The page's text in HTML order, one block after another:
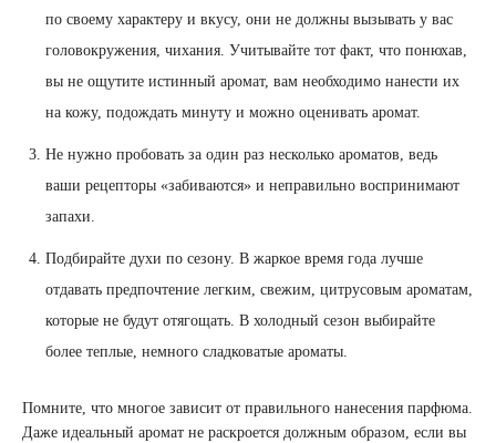
по своему характеру и вкусу, они не должны вызывать у вас
головокружения, чихания. Учитывайте тот факт, что понюхав,
вы не ощутите истинный аромат, вам необходимо нанести их
на кожу, подождать минуту и можно оценивать аромат.
Не нужно пробовать за один раз несколько ароматов, ведь
ваши рецепторы «забиваются» и неправильно воспринимают
запахи.
Подбирайте духи по сезону. В жаркое время года лучше
отдавать предпочтение легким, свежим, цитрусовым ароматам,
которые не будут отягощать. В холодный сезон выбирайте
более теплые, немного сладковатые ароматы.
Помните, что многое зависит от правильного нанесения парфюма.
Даже идеальный аромат не раскроется должным образом, если вы